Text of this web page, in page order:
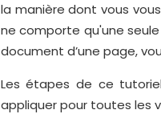
la manière dont vous
ne comporte qu'une
document d’une page,
Les étapes de ce
appliquer pour toutes les